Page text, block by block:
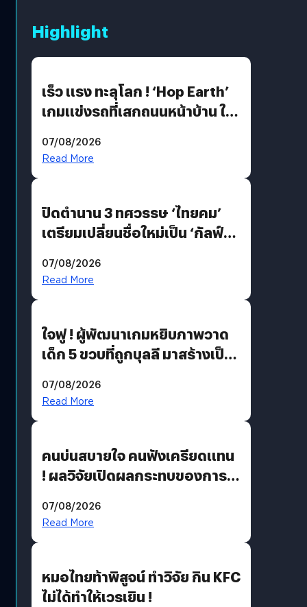
Highlight
เร็ว แรง ทะลุโลก ! ‘Hop Earth’
เกมแข่งรถที่เสกถนนหน้าบ้าน ให้
07/08/2026
Read More
ปิดตำนาน 3 ทศวรรษ ‘ไทยคม’
เตรียมเปลี่ยนชื่อใหม่เป็น ‘กัลฟ์
อวกาศเต็มสูบ
07/08/2026
Read More
ใจฟู ! ผู้พัฒนาเกมหยิบภาพวาด
เด็ก 5 ขวบที่ถูกบุลลี มาสร้างเป็น
07/08/2026
Read More
คนบ่นสบายใจ คนฟังเครียดแทน
! ผลวิจัยเปิดผลกระทบของการ
07/08/2026
Read More
หมอไทยท้าพิสูจน์ ทำวิจัย กิน KFC
ไม่ได้ทำให้เวรเยิน !